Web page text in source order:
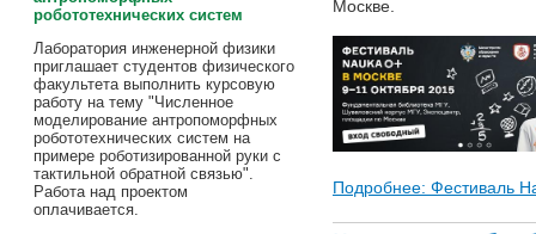
робототехнических систем
Лаборатория инженерной физики
приглашает студентов физического
факультета выполнить курсовую
работу на тему "Численное
моделирование антропоморфных
робототехнических систем на
примере роботизированной руки с
тактильной обратной связью".
Работа над проектом
оплачивается.
Москве.
Подробнее: Фестиваль